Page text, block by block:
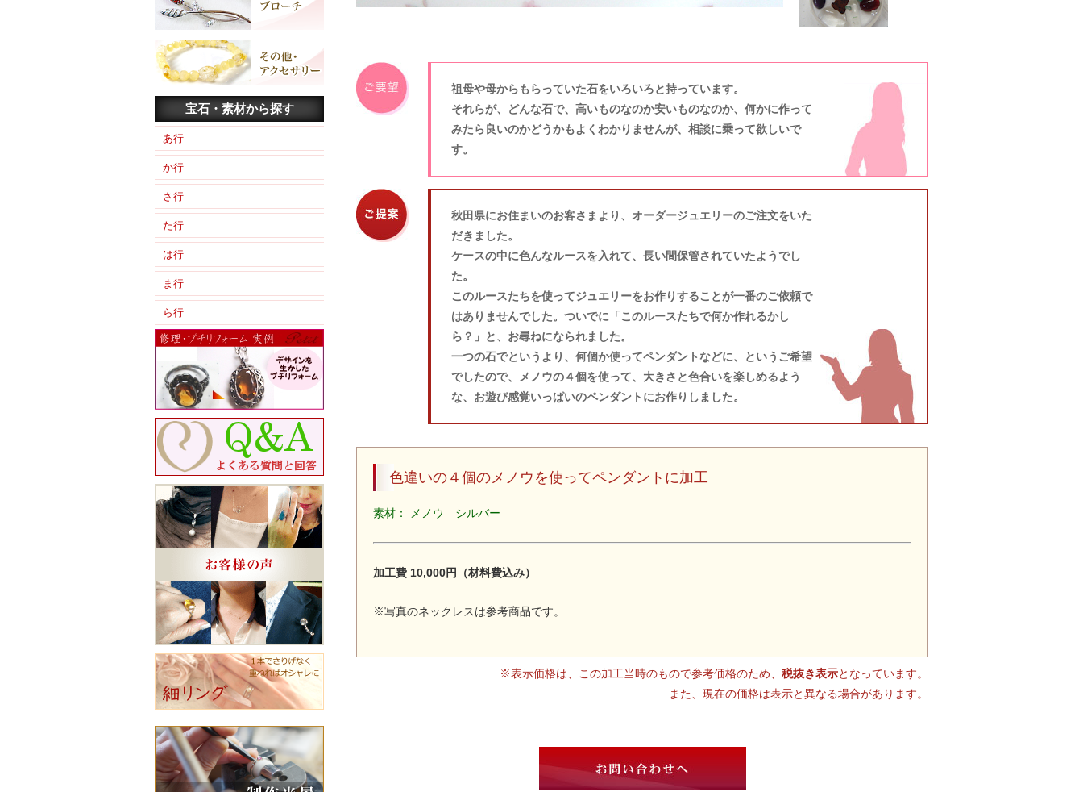
祖母や母からもらっていた石をいろいろと持っています。
それらが、どんな石で、高いものなのか安いものなのか、何かに作って
みたら良いのかどうかもよくわかりませんが、相談に乗って欲しいで
す。
秋田県にお住まいのお客さまより、オーダージュエリーのご注文をいた
だきました。
ケースの中に色んなルースを入れて、長い間保管されていたようでし
た。
このルースたちを使ってジュエリーをお作りすることが一番のご依頼で
はありませんでした。ついでに「このルースたちで何か作れるかし
ら？」と、お尋ねになられました。
一つの石でというより、何個か使ってペンダントなどに、というご希望
でしたので、メノウの４個を使って、大きさと色合いを楽しめるよう
な、お遊び感覚いっぱいのペンダントにお作りしました。
色違いの４個のメノウを使ってペンダントに加工
素材： メノウ シルバー
加工費 10,000円（材料費込み）
※写真のネックレスは参考商品です。
※表示価格は、この加工当時のもので参考価格のため、 税抜き表示となっています。
また、現在の価格は表示と異なる場合があります。
宝石・素材から探す
あ行
か行
さ行
た行
は行
ま行
ら行